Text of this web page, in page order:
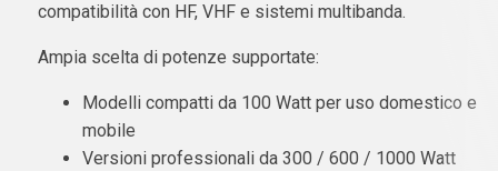
compatibilità con HF, VHF e sistemi multibanda.
Ampia scelta di potenze supportate:
Modelli compatti da 100 Watt per uso domestico e
mobile
Versioni professionali da 300 / 600 / 1000 Watt